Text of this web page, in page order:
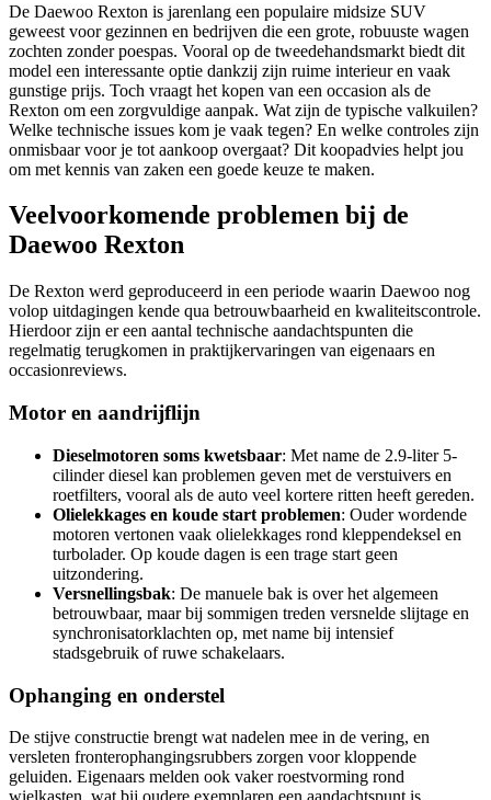
De Daewoo Rexton is jarenlang een populaire midsize SUV
geweest voor gezinnen en bedrijven die een grote, robuuste wagen
zochten zonder poespas. Vooral op de tweedehandsmarkt biedt dit
model een interessante optie dankzij zijn ruime interieur en vaak
gunstige prijs. Toch vraagt het kopen van een occasion als de
Rexton om een zorgvuldige aanpak. Wat zijn de typische valkuilen?
Welke technische issues kom je vaak tegen? En welke controles zijn
onmisbaar voor je tot aankoop overgaat? Dit koopadvies helpt jou
om met kennis van zaken een goede keuze te maken.
Veelvoorkomende problemen bij de
Daewoo Rexton
De Rexton werd geproduceerd in een periode waarin Daewoo nog
volop uitdagingen kende qua betrouwbaarheid en kwaliteitscontrole.
Hierdoor zijn er een aantal technische aandachtspunten die
regelmatig terugkomen in praktijkervaringen van eigenaars en
occasionreviews.
Motor en aandrijflijn
Dieselmotoren soms kwetsbaar: Met name de 2.9-liter 5-
cilinder diesel kan problemen geven met de verstuivers en
roetfilters, vooral als de auto veel kortere ritten heeft gereden.
Olielekkages en koude start problemen: Ouder wordende
motoren vertonen vaak olielekkages rond kleppendeksel en
turbolader. Op koude dagen is een trage start geen
uitzondering.
Versnellingsbak: De manuele bak is over het algemeen
betrouwbaar, maar bij sommigen treden versnelde slijtage en
synchronisatorklachten op, met name bij intensief
stadsgebruik of ruwe schakelaars.
Ophanging en onderstel
De stijve constructie brengt wat nadelen mee in de vering, en
versleten fronterophangingsrubbers zorgen voor kloppende
geluiden. Eigenaars melden ook vaker roestvorming rond